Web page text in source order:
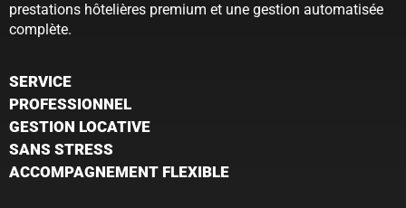
prestations hôtelières premium et une gestion automatisée
complète.
SERVICE
PROFESSIONNEL
GESTION LOCATIVE
SANS STRESS
ACCOMPAGNEMENT FLEXIBLE